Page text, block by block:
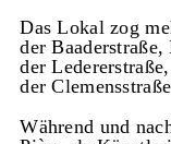
Das Lokal zog
der
der
der
Während und